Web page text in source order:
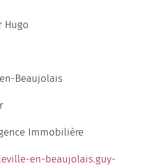
Hugo
Beaujolais
Immobilière
en-beaujolais.guy-